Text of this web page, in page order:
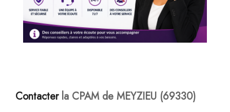
Contacterla CPAM de MEYZIEU (69330)